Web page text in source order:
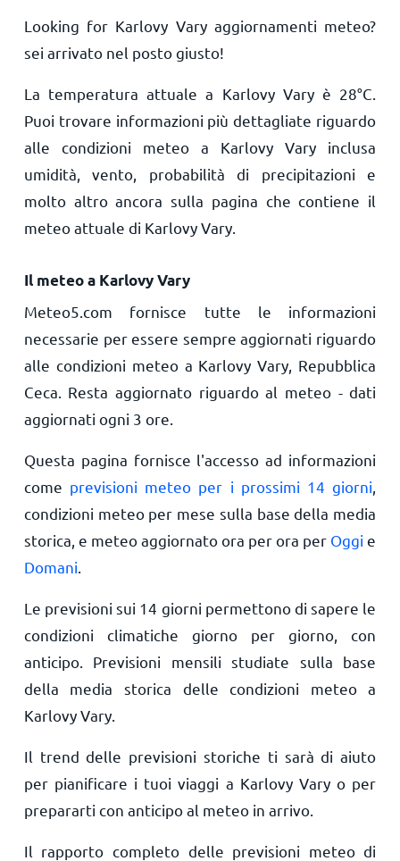
Looking for Karlovy Vary aggiornamenti meteo?
sei arrivato nel posto giusto!
La temperatura attuale a Karlovy Vary è 28°C
Puoi trovare informazioni più dettagliate riguardo
alle condizioni meteo a Karlovy Vary inclusa
umidità, vento, probabilità di precipitazioni e
molto altro ancora sulla pagina che contiene il
meteo attuale di Karlovy Vary.
Il meteo a Karlovy Vary
Meteo5.com fornisce tutte le informazioni
necessarie per essere sempre aggiornati riguardo
alle condizioni meteo a Karlovy Vary, Repubblica
Ceca. Resta aggiornato riguardo al meteo - dati
aggiornati ogni 3 ore.
Questa pagina fornisce l'accesso ad informazioni
come previsioni meteo per i prossimi 14 giorni
condizioni meteo per mese sulla base della media
storica, e meteo aggiornato ora per ora per Oggi e
Domani
Le previsioni sui 14 giorni permettono di sapere le
condizioni climatiche giorno per giorno, con
anticipo. Previsioni mensili studiate sulla base
della media storica delle condizioni meteo a
Karlovy Vary.
Il trend delle previsioni storiche ti sarà di aiuto
per pianificare i tuoi viaggi a Karlovy Vary o per
prepararti con anticipo al meteo in arrivo.
Il rapporto completo delle previsioni meteo di